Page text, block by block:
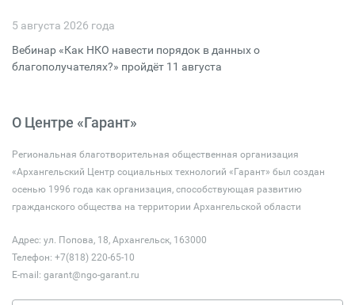
5 августа 2026 года
Вебинар «Как НКО навести порядок в данных о
благополучателях?» пройдёт 11 августа
О Центре «Гарант»
Региональная благотворительная общественная организация
«Архангельский Центр социальных технологий «Гарант» был создан
осенью 1996 года как организация, способствующая развитию
гражданского общества на территории Архангельской области
Адрес: ул. Попова, 18, Архангельск, 163000
Телефон: +7(818) 220-65-10
E-mail: garant@ngo-garant.ru